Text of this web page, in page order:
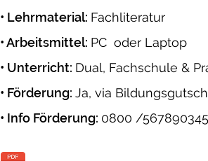
• Lehrmaterial: Fachliteratur
• Arbeitsmittel: PC oder Laptop
• Unterricht: Dual, Fachschule &
• Förderung: Ja, via
• Info Förderung: 0800 /